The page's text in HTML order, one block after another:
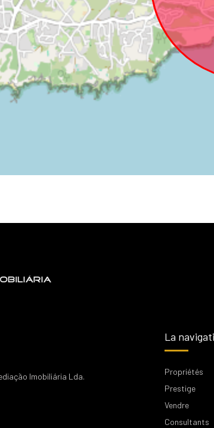
Imobiliária Lda.
La
Propriétés
Prestige
Vendre
Consultants